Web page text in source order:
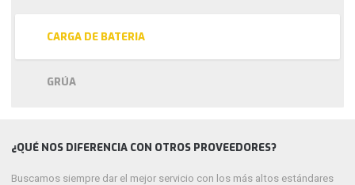
CARGA DE BATERIA
GRÚA
¿QUÉ NOS DIFERENCIA CON OTROS PROVEEDORES?
Buscamos siempre dar el mejor servicio con los más altos estándares